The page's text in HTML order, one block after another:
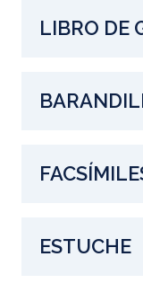
LIBRO DE
ESTUCHE